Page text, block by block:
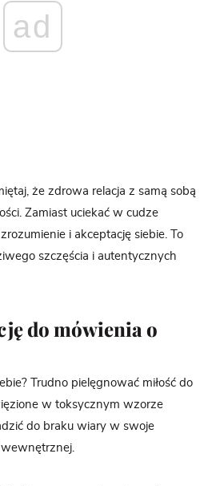
ad
że zdrowa relacja z samą sobą
Zamiast uciekać w cudze
i akceptację siebie. To
szczęścia i autentycznych
do mówienia o
Trudno pielęgnować miłość do
w toksycznym wzorze
do braku wiary w swoje
wewnętrznej.